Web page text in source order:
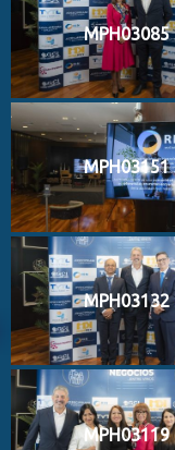
MPH03085
MPH03151
MPH03132
MPH03119